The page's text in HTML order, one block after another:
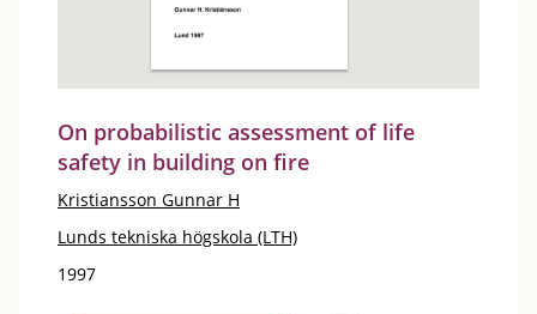
On probabilistic assessment of life
safety in building on fire
Kristiansson Gunnar H
Lunds tekniska högskola (LTH)
1997